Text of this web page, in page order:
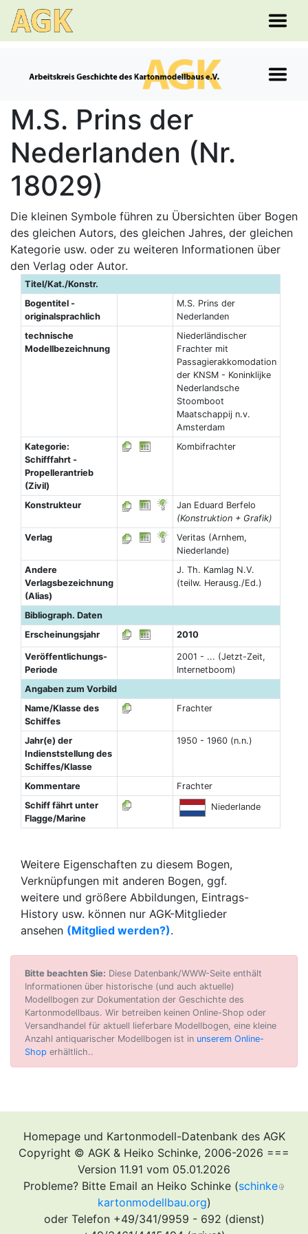
M.S. Prins der
Nederlanden (Nr.
18029)
Die kleinen Symbole führen zu Übersichten über Bogen
des gleichen Autors, des gleichen Jahres, der gleichen
Kategorie usw. oder zu weiteren Informationen über
den Verlag oder Autor.
Titel/Kat./Konstr.
Bogentitel -
originalsprachlich
M.S. Prins der
Nederlanden
technische
Modellbezeichnung
Niederländischer
Frachter mit
Passagierakkomodation
der KNSM - Koninklijke
Nederlandsche
Stoomboot
Maatschappij n.v.
Amsterdam
Kategorie:
Schifffahrt -
Propellerantrieb
(Zivil)
Kombifrachter
Konstrukteur
Jan Eduard Berfelo
(Konstruktion + Grafik)
Verlag
Veritas (Arnhem,
Niederlande)
Andere
Verlagsbezeichnung
(Alias)
J. Th. Kamlag N.V.
(teilw. Herausg./Ed.)
Bibliograph. Daten
Erscheinungsjahr
2010
Veröffentlichungs-
Periode
2001 - ... (Jetzt-Zeit,
Internetboom)
Angaben zum Vorbild
Name/Klasse des
Schiffes
Frachter
Jahr(e) der
Indienststellung des
Schiffes/Klasse
1950 - 1960 (n.n.)
Kommentare
Frachter
Schiff fährt unter
Flagge/Marine
Niederlande
Weitere Eigenschaften zu diesem Bogen,
Verknüpfungen mit anderen Bogen, ggf.
weitere und größere Abbildungen, Eintrags-
History usw. können nur AGK-Mitglieder
ansehen (Mitglied werden?).
Bitte beachten Sie: Diese Datenbank/WWW-Seite enthält
Informationen über historische (und auch aktuelle)
Modellbogen zur Dokumentation der Geschichte des
Kartonmodellbaus. Wir betreiben keinen Online-Shop oder
Versandhandel für aktuell lieferbare Modellbogen, eine kleine
Anzahl antiquarischer Modellbogen ist in unserem Online-
Shop erhältlich..
Homepage und Kartonmodell-Datenbank des AGK
Copyright © AGK & Heiko Schinke, 2006-2026 ===
Version 11.91 vom 05.01.2026
Probleme? Bitte Email an Heiko Schinke (schinke
kartonmodellbau.org)
oder Telefon +49/341/9959 - 692 (dienst)